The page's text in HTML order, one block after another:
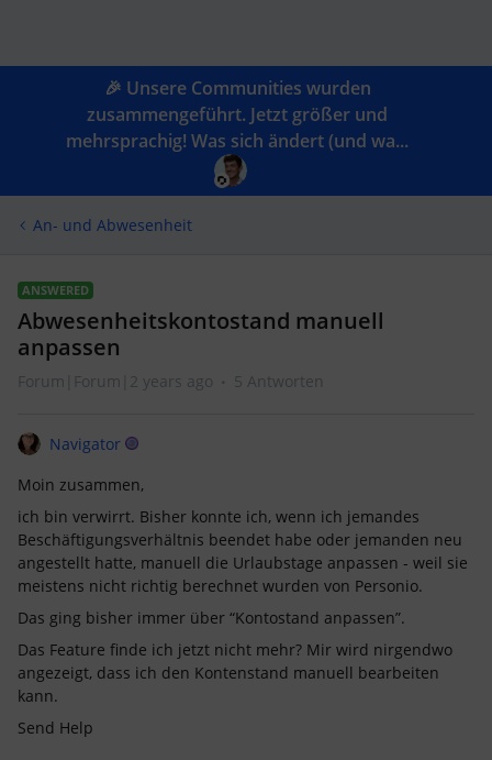
🎉 Unsere Communities wurden
zusammengeführt. Jetzt größer und
mehrsprachig! Was sich ändert (und wa...
An- und Abwesenheit
ANSWERED
Abwesenheitskontostand manuell
anpassen
Forum|Forum|2 years ago 5 Antworten
Navigator
Moin zusammen,
ich bin verwirrt. Bisher konnte ich, wenn ich jemandes
Beschäftigungsverhältnis beendet habe oder jemanden neu
angestellt hatte, manuell die Urlaubstage anpassen - weil sie
meistens nicht richtig berechnet wurden von Personio.
Das ging bisher immer über “Kontostand anpassen”.
Das Feature finde ich jetzt nicht mehr? Mir wird nirgendwo
angezeigt, dass ich den Kontenstand manuell bearbeiten
kann.
Send Help